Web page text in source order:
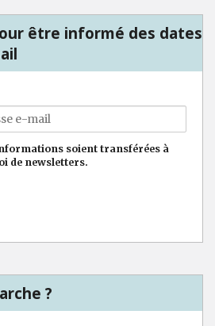
être informé des dates
soient transférées à
de newsletters.
?